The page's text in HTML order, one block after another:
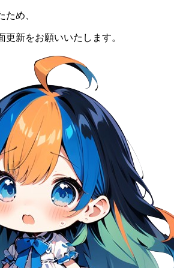
め、
更新をお願いいたします。